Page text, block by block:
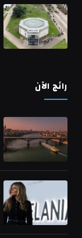
رائج الآن